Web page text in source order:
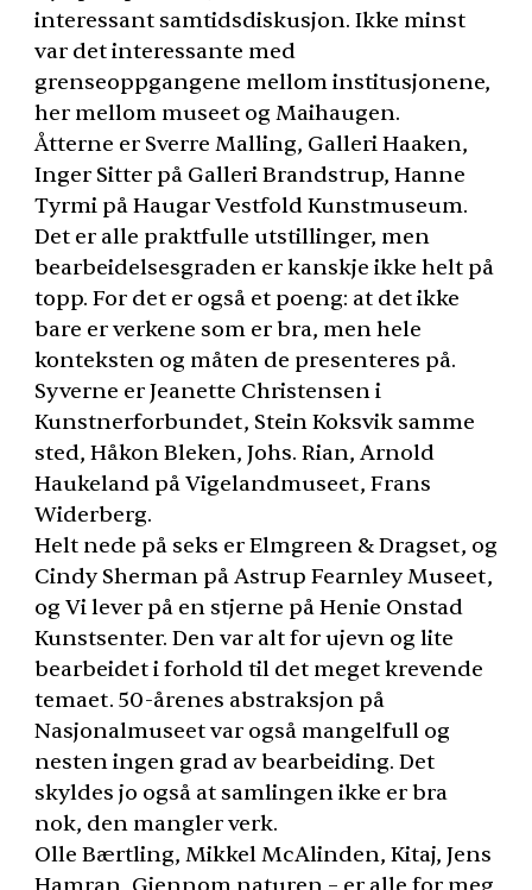
interessant samtidsdiskusjon. Ikke minst
var det interessante med
grenseoppgangene mellom institusjonene,
her mellom museet og Maihaugen.
Åtterne er Sverre Malling, Galleri Haaken,
Inger Sitter på Galleri Brandstrup, Hanne
Tyrmi på Haugar Vestfold Kunstmuseum.
Det er alle praktfulle utstillinger, men
bearbeidelsesgraden er kanskje ikke helt på
topp. For det er også et poeng: at det ikke
bare er verkene som er bra, men hele
konteksten og måten de presenteres på.
Syverne er Jeanette Christensen i
Kunstnerforbundet, Stein Koksvik samme
sted, Håkon Bleken, Johs. Rian, Arnold
Haukeland på Vigelandmuseet, Frans
Widerberg.
Helt nede på seks er Elmgreen & Dragset, og
Cindy Sherman på Astrup Fearnley Museet,
og Vi lever på en stjerne på Henie Onstad
Kunstsenter. Den var alt for ujevn og lite
bearbeidet i forhold til det meget krevende
temaet. 50-årenes abstraksjon på
Nasjonalmuseet var også mangelfull og
nesten ingen grad av bearbeiding. Det
skyldes jo også at samlingen ikke er bra
nok, den mangler verk.
Olle Bærtling, Mikkel McAlinden, Kitaj, Jens